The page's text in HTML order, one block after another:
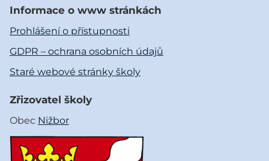
Informace o www stránkách
Prohlášení o přístupnosti
GDPR – ochrana osobních údajů
Staré webové stránky školy
Zřizovatel školy
Obec Nižbor